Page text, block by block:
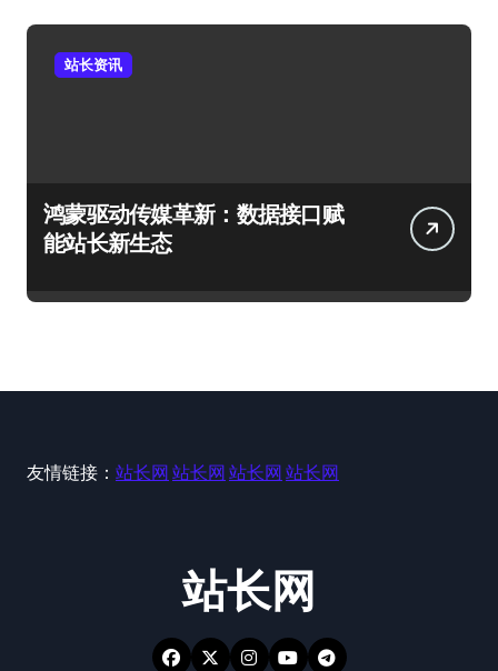
站长资讯
鸿蒙驱动传媒革新：数据接口赋
能站长新生态
友情链接： 站长网 站长网 站长网 站长网
站长网